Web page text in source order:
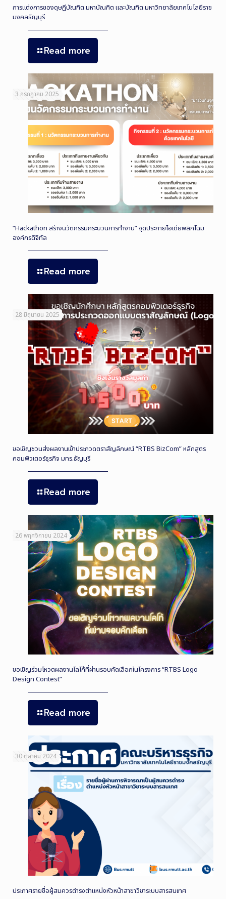
การแต่งการของดุษฎีบัณฑิต มหาบัณฑิต และบัณฑิต มหาวิทยาลัยเทคโนโลยีราช
มงคลธัญบุรี
Read more
3 กรกฎาคม 2025
“Hackathon สร้างนวัตกรรมกระบวนการทำงาน” จุดประกายไอเดียพลิกโฉม
องค์กรดิจิทัล
Read more
28 มิถุนายน 2025
ขอเชิญชวนส่งผลงานเข้าประกวดตราสัญลักษณ์ “RTBS BizCom” หลักสูตร
คอมพิวเตอร์ธุรกิจ มทร.ธัญบุรี
Read more
26 พฤศจิกายน 2024
ขอเชิญร่วมโหวตผลงานโลโก้ที่ผ่านรอบคัดเลือกในโครงการ “RTBS Logo
Design Contest”
Read more
30 ตุลาคม 2024
ประกาศรายชื่อผู้สมควรดำรงตำแหน่งหัวหน้าสาขาวิชาระบบสารสนเทศ